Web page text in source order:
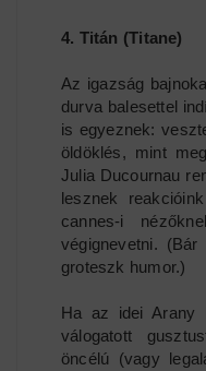
4. Titán (Titane)
Az igazság
durva balesettel
is egyeznek:
öldöklés, mint
Julia Ducournau
lesznek
cannes-i
végignevetni.
groteszk humor.)
Ha az idei Arany
válogatott
öncélú (vagy